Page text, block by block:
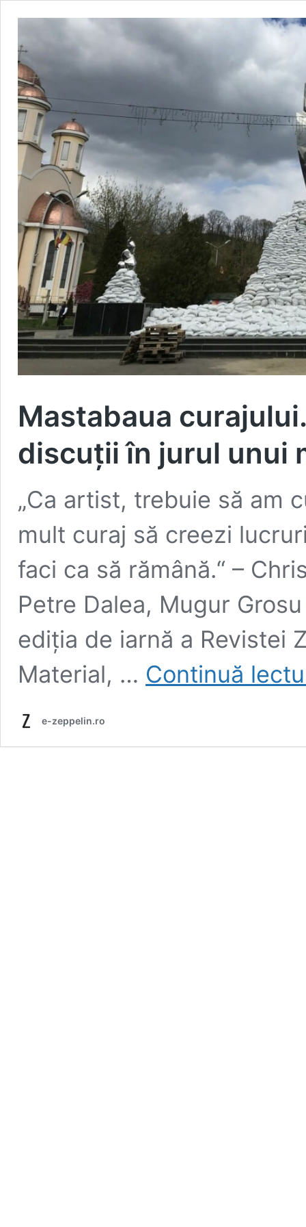
Mastabaua
discuții în jurul unui
„Ca artist, trebuie să am
mult curaj să creezi
faci ca să rămână.“ –
Petre Dalea, Mugur
ediția de iarnă a Revistei
Material, … Continuă
e-zeppelin.ro